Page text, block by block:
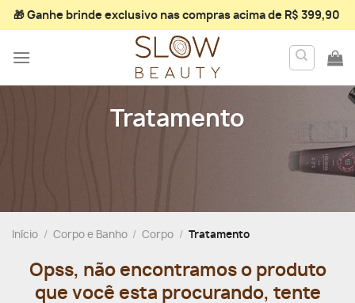
Skip
to
🎁 Ganhe brinde exclusivonas compras acima de R$ 399,90
Tratamento
Início / Corpo e Banho / Corpo / Tratamento
Opss, não encontramos o produto
que você esta procurando, tente